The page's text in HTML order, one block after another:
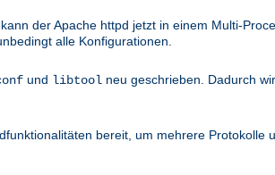
der Apache httpd jetzt in einem Multi-
alle Konfigurationen.
und libtool neu geschrieben. Dadurch
bereit, um mehrere Protokolle